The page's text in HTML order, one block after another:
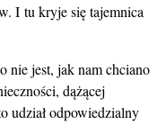
I tu kryje się tajemnica
nie jest, jak nam chciano
dążącej
udział odpowiedzialny